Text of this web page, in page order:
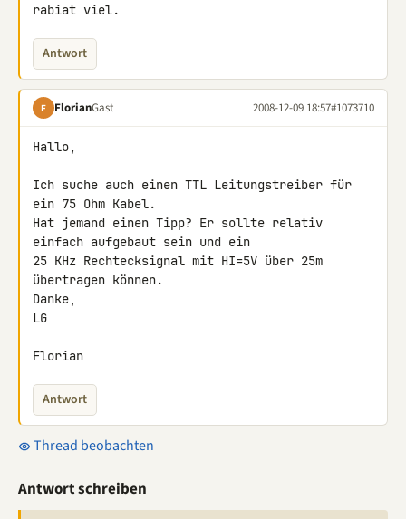
rabiat viel.
Antwort
F FlorianGast 2008-12-09 18:57#1073710
Hallo,
Ich suche auch einen TTL Leitungstreiber für
ein 75 Ohm Kabel.
Hat jemand einen Tipp? Er sollte relativ
einfach aufgebaut sein und ein
25 KHz Rechtecksignal mit HI=5V über 25m
übertragen können.
Danke,
LG
Florian
Antwort
Thread beobachten
Antwort schreiben